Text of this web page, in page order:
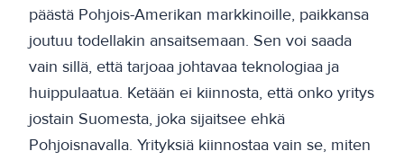
päästä Pohjois-Amerikan markkinoille, paikkansa
joutuu todellakin ansaitsemaan. Sen voi saada
vain sillä, että tarjoaa johtavaa teknologiaa ja
huippulaatua. Ketään ei kiinnosta, että onko yritys
jostain Suomesta, joka sijaitsee ehkä
Pohjoisnavalla. Yrityksiä kiinnostaa vain se, miten